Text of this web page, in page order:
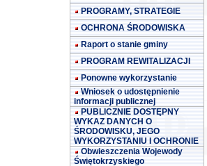
PROGRAMY, STRATEGIE
OCHRONA ŚRODOWISKA
Raport o stanie gminy
PROGRAM REWITALIZACJI
Ponowne wykorzystanie
Wniosek o udostępnienie
informacji publicznej
PUBLICZNIE DOSTĘPNY
WYKAZ DANYCH O
ŚRODOWISKU, JEGO
WYKORZYSTANIU I OCHRONIE
Obwieszczenia Wojewody
Świętokrzyskiego